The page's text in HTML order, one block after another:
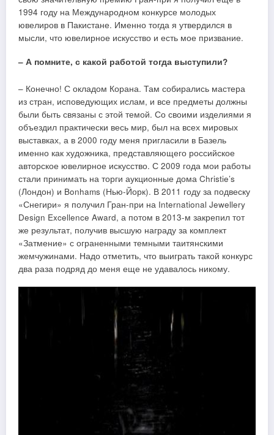
1994 году на Международном конкурсе молодых
ювелиров в Пакистане. Именно тогда я утвердился в
мысли, что ювелирное искусство и есть мое призвание.
– А помните, с какой работой тогда выступили?
– Конечно! С окладом Корана. Там собирались мастера
из стран, исповедующих ислам, и все предметы должны
были быть связаны с этой темой. Со своими изделиями я
объездил практически весь мир, был на всех мировых
выставках, а в 2000 году меня пригласили в Базель
именно как художника, представляющего российское
авторское ювелирное искусство. С 2009 года мои работы
стали принимать на торги аукционные дома Christie’s
(Лондон) и Bonhams (Нью-Йорк). В 2011 году за подвеску
«Снегири» я получил Гран-при на International Jewellery
Design Excellence Award, а потом в 2013-м закрепил тот
же результат, получив высшую награду за комплект
«Затмение» с ограненными темными таитянскими
жемчужинами. Надо отметить, что выиграть такой конкурс
два раза подряд до меня еще не удавалось никому.